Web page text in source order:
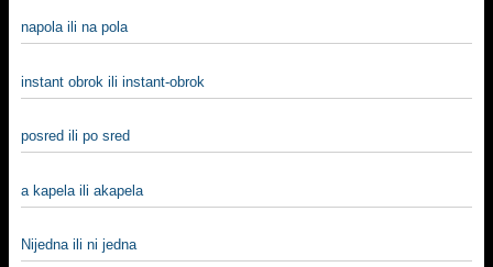
napola ili na pola
instant obrok ili instant-obrok
posred ili po sred
a kapela ili akapela
Nijedna ili ni jedna